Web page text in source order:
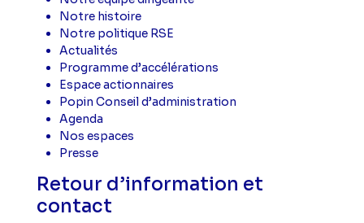
Notre histoire
Notre politique RSE
Actualités
Programme d’accélérations
Espace actionnaires
Popin Conseil d’administration
Agenda
Nos espaces
Presse
Retour d’information et
contact